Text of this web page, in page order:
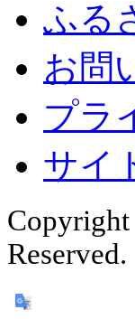
ふる
お問
プラ
サイ
Reserved.